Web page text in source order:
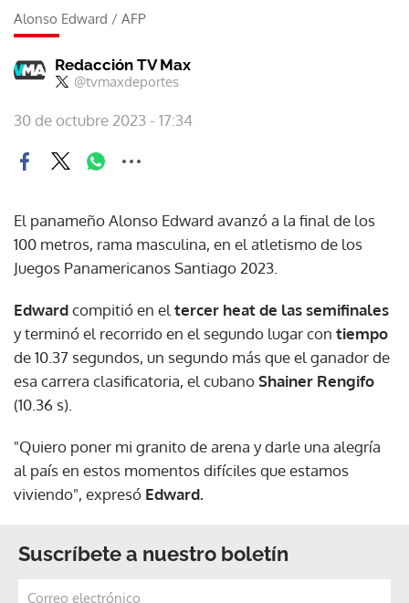
Alonso Edward / AFP
Redacción TV Max
@tvmaxdeportes
30 de octubre 2023 - 17:34
El panameño Alonso Edward avanzó a la final de los
100 metros, rama masculina, en el atletismo de los
Juegos Panamericanos Santiago 2023.
Edwardcompitió en el tercer heat de las semifinales
y terminó el recorrido en el segundo lugar con tiempo
de 10.37 segundos, un segundo más que el ganador de
esa carrera clasificatoria, el cubanoShainer Rengifo
(10.36 s).
"Quiero poner mi granito de arena y darle una alegría
al país en estos momentos difíciles que estamos
viviendo", expresó Edward.
Suscríbete a nuestro boletín